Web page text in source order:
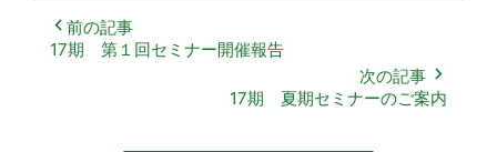
17期 第１回セミナー開催報告
17期 夏期セミナーのご案内